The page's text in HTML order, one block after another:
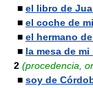
■ el libro de
■ el coche de
■ el hermano
■ la mesa de
2 (procedencia,
■ soy de